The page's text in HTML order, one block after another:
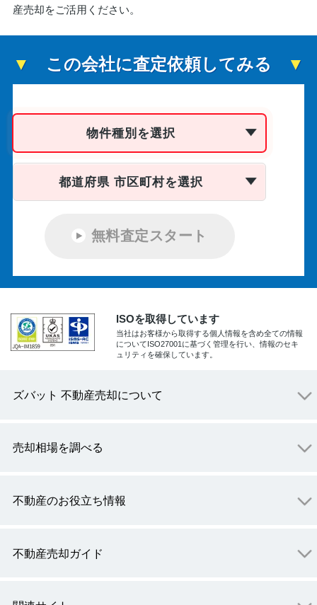
産売却をご活用ください。
この会社に査定依頼してみる
物件種別を選択
都道府県 市区町村を選択
無料査定スタート
ISOを取得しています
当社はお客様から取得する個人情報を含め全ての情報
についてISO27001に基づく管理を行い、情報のセキ
ュリティを確保しています。
ズバット 不動産売却について
売却相場を調べる
不動産のお役立ち情報
不動産売却ガイド